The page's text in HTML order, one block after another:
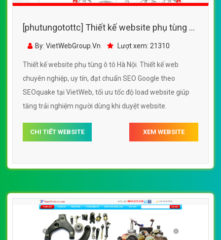
[phutungotottc] Thiết kế website phụ tùng ô
tô Hà Nội đẹp, chuyên nghiệp chuẩn SEO
By: VietWebGroup.Vn Lượt xem: 21310
Thiết kế website phụ tùng ô tô Hà Nội. Thiết kế web
chuyên nghiệp, uy tín, đạt chuẩn SEO Google theo
SEOquake tại VietWeb, tối ưu tốc độ load website giúp
tăng trải nghiệm người dùng khi duyệt website.
CHI TIẾT WEBSITE XEM WEBSITE